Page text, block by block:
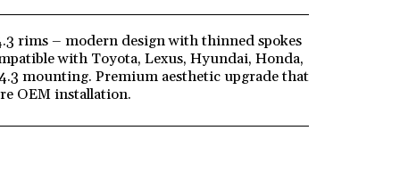
rims – modern design with thinned spokes
with Toyota, Lexus, Hyundai, Honda,
mounting. Premium aesthetic upgrade that
OEM installation.